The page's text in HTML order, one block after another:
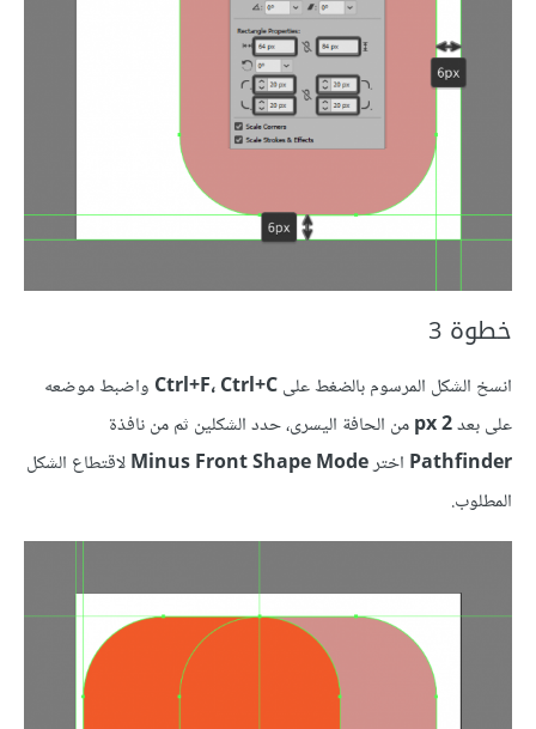
خطوة 3
انسخ الشكل المرسوم بالضغط علىCtrl+F، Ctrl+C واضبط موضعه
على بعد2 px
من الحافة اليسرى، حدد الشكلين ثم من نافذة
Pathfinder اخترMinus Front Shape Modeلاقتطاع الشكل
المطلوب.